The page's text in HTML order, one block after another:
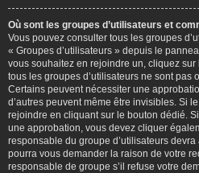
Où sont les groupes d’utilisateurs et
Vous pouvez consulter tous les groupes
« Groupes d’utilisateurs » depuis le
vous souhaitez en rejoindre un, cliquez
tous les groupes d’utilisateurs ne sont pas
Certains peuvent nécessiter une
d’autres peuvent même être invisibles. Si
rejoindre en cliquant sur le bouton dédié.
une approbation, vous devez cliquer
responsable du groupe d’utilisateurs
pourra vous demander la raison de votre
responsable de groupe s’il refuse votre